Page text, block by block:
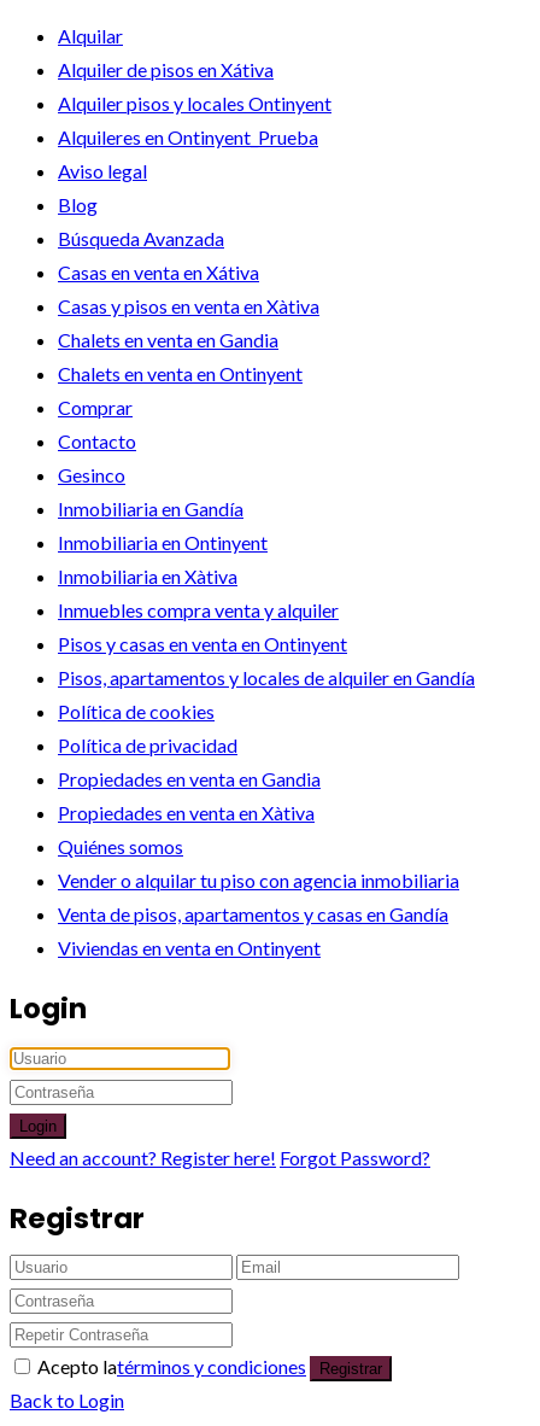
Alquilar
Alquiler de pisos en Xátiva
Alquiler pisos y locales Ontinyent
Alquileres en Ontinyent_Prueba
Aviso legal
Blog
Búsqueda Avanzada
Casas en venta en Xátiva
Casas y pisos en venta en Xàtiva
Chalets en venta en Gandia
Chalets en venta en Ontinyent
Comprar
Contacto
Gesinco
Inmobiliaria en Gandía
Inmobiliaria en Ontinyent
Inmobiliaria en Xàtiva
Inmuebles compra venta y alquiler
Pisos y casas en venta en Ontinyent
Pisos, apartamentos y locales de alquiler en Gandía
Política de cookies
Política de privacidad
Propiedades en venta en Gandia
Propiedades en venta en Xàtiva
Quiénes somos
Vender o alquilar tu piso con agencia inmobiliaria
Venta de pisos, apartamentos y casas en Gandía
Viviendas en venta en Ontinyent
Login
Login
Need an account? Register here! Forgot Password?
Registrar
Acepto latérminos y condiciones Registrar
Back to Login